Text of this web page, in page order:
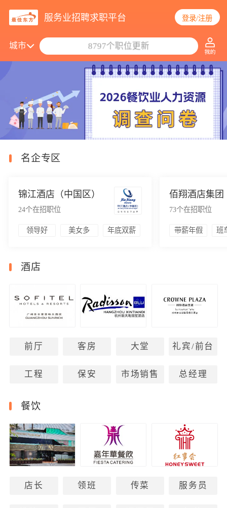
服务业招聘求职平台 登录/注册
城市
8797个职位更新
名企专区
锦江酒店（中国区）
24个在招职位
领导好 美女多 年底双薪
佰翔酒店集团
73个在招职位
带薪年假 班
酒店
前厅 客房 大堂 礼宾/前台
工程 保安 市场销售 总经理
餐饮
店长 领班 传菜 服务员